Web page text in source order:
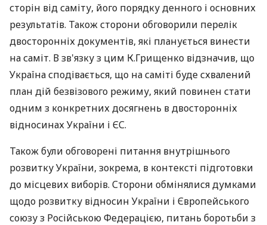
сторін від саміту, його порядку денного і основних
результатів. Також сторони обговорили перелік
двосторонніх документів, які планується винести
на саміт. В зв'язку з цим К.Грищенко відзначив, що
Україна сподівається, що на саміті буде схвалений
план дій безвізового режиму, який повинен стати
одним з конкретних досягнень в двосторонніх
відносинах України і ЄС.
Також були обговорені питання внутрішнього
розвитку України, зокрема, в контексті підготовки
до місцевих виборів. Сторони обмінялися думками
щодо розвитку відносин України і Європейського
союзу з Російською Федерацією, питань боротьби з